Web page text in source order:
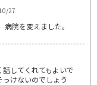
27
院を変えました。
してくれてもよいで
けないのでしょう